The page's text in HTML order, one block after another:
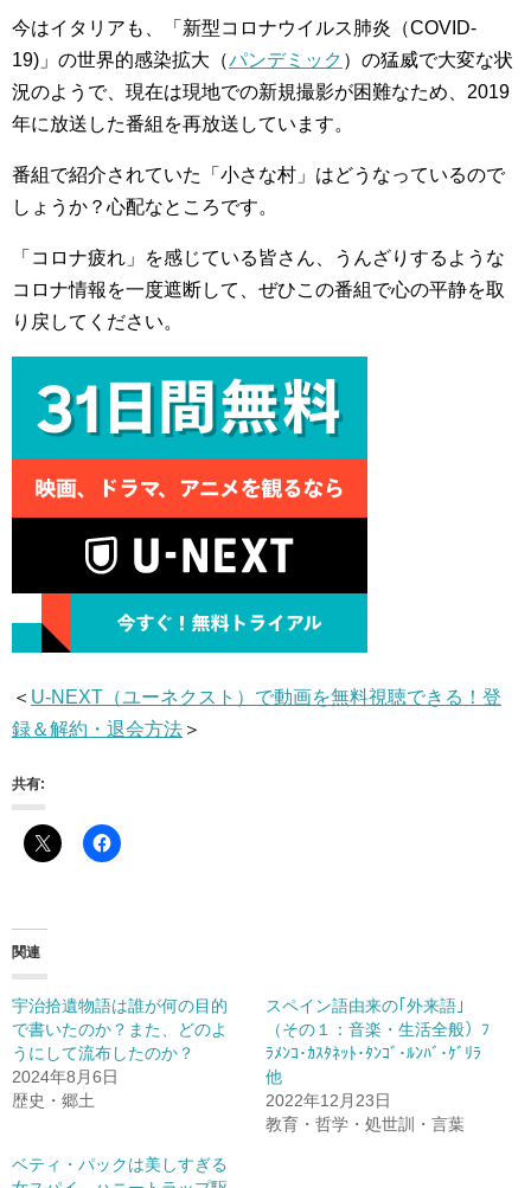
今はイタリアも、「新型コロナウイルス肺炎（COVID-
19)」の世界的感染拡大（パンデミック ）の猛威で大変な状
況のようで、現在は現地での新規撮影が困難なため、2019
年に放送した番組を再放送しています。
番組で紹介されていた「小さな村」はどうなっているので
しょうか？心配なところです。
「コロナ疲れ」を感じている皆さん、うんざりするような
コロナ情報を一度遮断して、ぜひこの番組で心の平静を取
り戻してください。
＜ U-NEXT（ユーネクスト）で動画を無料視聴できる！登
録＆解約・退会方法 ＞
共有:
関連
宇治拾遺物語は誰が何の目的
で書いたのか？また、どのよ
うにして流布したのか？
2024年8月6日
歴史・郷土
スペイン語由来の｢外来語｣
（その１：音楽・生活全般）ﾌ
ﾗﾒﾝｺ･ｶｽﾀﾈｯﾄ･ﾀﾝｺﾞ･ﾙﾝﾊﾞ･ｹﾞﾘﾗ
他
2022年12月23日
教育・哲学・処世訓・言葉
ベティ・パックは美しすぎる